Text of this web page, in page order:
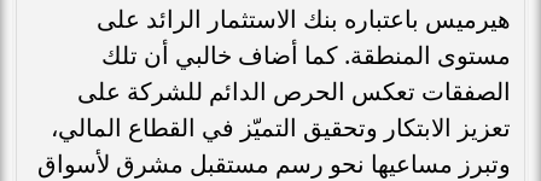
هيرميس باعتباره بنك الاستثمار الرائد على
مستوى المنطقة. كما أضاف خالبي أن تلك
الصفقات تعكس الحرص الدائم للشركة على
تعزيز الابتكار وتحقيق التميّز في القطاع المالي،
وتبرز مساعيها نحو رسم مستقبل مشرق لأسواق